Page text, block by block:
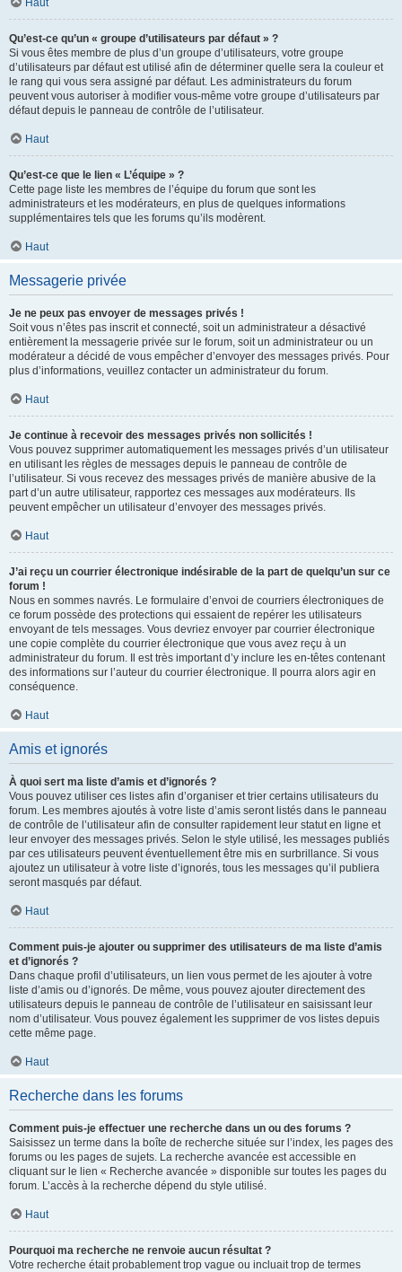
Haut
Qu’est-ce qu’un « groupe d’utilisateurs par défaut » ?
Si vous êtes membre de plus d’un groupe d’utilisateurs, votre groupe
d’utilisateurs par défaut est utilisé afin de déterminer quelle sera la couleur et
le rang qui vous sera assigné par défaut. Les administrateurs du forum
peuvent vous autoriser à modifier vous-même votre groupe d’utilisateurs par
défaut depuis le panneau de contrôle de l’utilisateur.
Haut
Qu’est-ce que le lien « L’équipe » ?
Cette page liste les membres de l’équipe du forum que sont les
administrateurs et les modérateurs, en plus de quelques informations
supplémentaires tels que les forums qu’ils modèrent.
Haut
Messagerie privée
Je ne peux pas envoyer de messages privés !
Soit vous n’êtes pas inscrit et connecté, soit un administrateur a désactivé
entièrement la messagerie privée sur le forum, soit un administrateur ou un
modérateur a décidé de vous empêcher d’envoyer des messages privés. Pour
plus d’informations, veuillez contacter un administrateur du forum.
Haut
Je continue à recevoir des messages privés non sollicités !
Vous pouvez supprimer automatiquement les messages privés d’un utilisateur
en utilisant les règles de messages depuis le panneau de contrôle de
l’utilisateur. Si vous recevez des messages privés de manière abusive de la
part d’un autre utilisateur, rapportez ces messages aux modérateurs. Ils
peuvent empêcher un utilisateur d’envoyer des messages privés.
Haut
J’ai reçu un courrier électronique indésirable de la part de quelqu’un sur ce
forum !
Nous en sommes navrés. Le formulaire d’envoi de courriers électroniques de
ce forum possède des protections qui essaient de repérer les utilisateurs
envoyant de tels messages. Vous devriez envoyer par courrier électronique
une copie complète du courrier électronique que vous avez reçu à un
administrateur du forum. Il est très important d’y inclure les en-têtes contenant
des informations sur l’auteur du courrier électronique. Il pourra alors agir en
conséquence.
Haut
Amis et ignorés
À quoi sert ma liste d’amis et d’ignorés ?
Vous pouvez utiliser ces listes afin d’organiser et trier certains utilisateurs du
forum. Les membres ajoutés à votre liste d’amis seront listés dans le panneau
de contrôle de l’utilisateur afin de consulter rapidement leur statut en ligne et
leur envoyer des messages privés. Selon le style utilisé, les messages publiés
par ces utilisateurs peuvent éventuellement être mis en surbrillance. Si vous
ajoutez un utilisateur à votre liste d’ignorés, tous les messages qu’il publiera
seront masqués par défaut.
Haut
Comment puis-je ajouter ou supprimer des utilisateurs de ma liste d’amis
et d’ignorés ?
Dans chaque profil d’utilisateurs, un lien vous permet de les ajouter à votre
liste d’amis ou d’ignorés. De même, vous pouvez ajouter directement des
utilisateurs depuis le panneau de contrôle de l’utilisateur en saisissant leur
nom d’utilisateur. Vous pouvez également les supprimer de vos listes depuis
cette même page.
Haut
Recherche dans les forums
Comment puis-je effectuer une recherche dans un ou des forums ?
Saisissez un terme dans la boîte de recherche située sur l’index, les pages des
forums ou les pages de sujets. La recherche avancée est accessible en
cliquant sur le lien « Recherche avancée » disponible sur toutes les pages du
forum. L’accès à la recherche dépend du style utilisé.
Haut
Pourquoi ma recherche ne renvoie aucun résultat ?
Votre recherche était probablement trop vague ou incluait trop de termes